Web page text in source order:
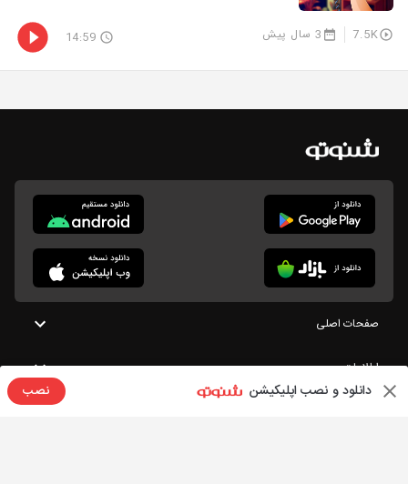
7.5K 3 سال پیش 14:59
دانلود و نصب اپلیکیشن نصب
صفحات اصلی
اطلاعات